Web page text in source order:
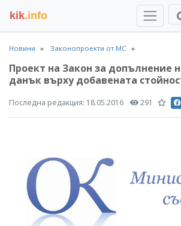
kik.info
Новини Законопроекти от МС
Проект на Закон за допълнение
данък върху добавената
Последна редакция: 18.05.2016 291